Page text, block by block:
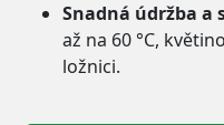
Snadná údržba a
až na 60 °C,
ložnici.